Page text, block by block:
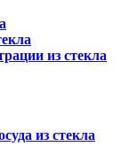
из стекла
из стекла